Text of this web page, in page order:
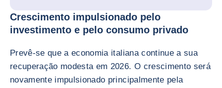
Crescimento impulsionado pelo
investimento e pelo consumo privado
Prevê-se que a economia italiana continue a sua
recuperação modesta em 2026. O crescimento será
novamente impulsionado principalmente pela